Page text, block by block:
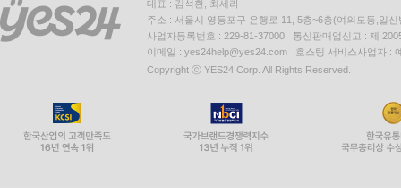
대표 : 김석환, 최세라
주소 : 서울시 영등포구 은행로 11, 5층~6층(여의도동,일신
사업자등록번호 : 229-81-37000 통신판매업신고 : 제
이메일 : yes24help@yes24.com 호스팅 서비스사업자 :
Copyright ⓒ YES24 Corp. All Rights Reserved.